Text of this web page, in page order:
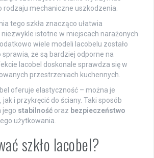
rodzaju mechaniczne uszkodzenia.
tego szkła znacząco ułatwia
istotne w miejscach narażonych
wiele modeli lacobelu zostało
że są bardziej odporne na
lacobel doskonale sprawdza się w
przestrzeniach kuchennych.
oferuje elastyczność – można je
i przykręcić do ściany. Taki sposób
jego stabilność oraz bezpieczeństwo
użytkowania.
szkło lacobel?